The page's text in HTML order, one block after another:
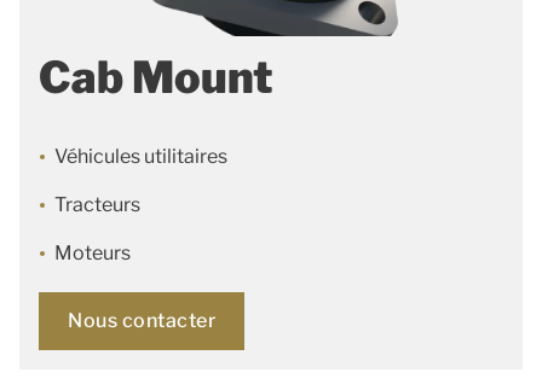
Cab Mount
Véhicules utilitaires
Tracteurs
Moteurs
Nous contacter